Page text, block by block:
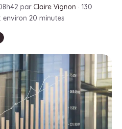
par Claire Vignon · 130
environ 20 minutes